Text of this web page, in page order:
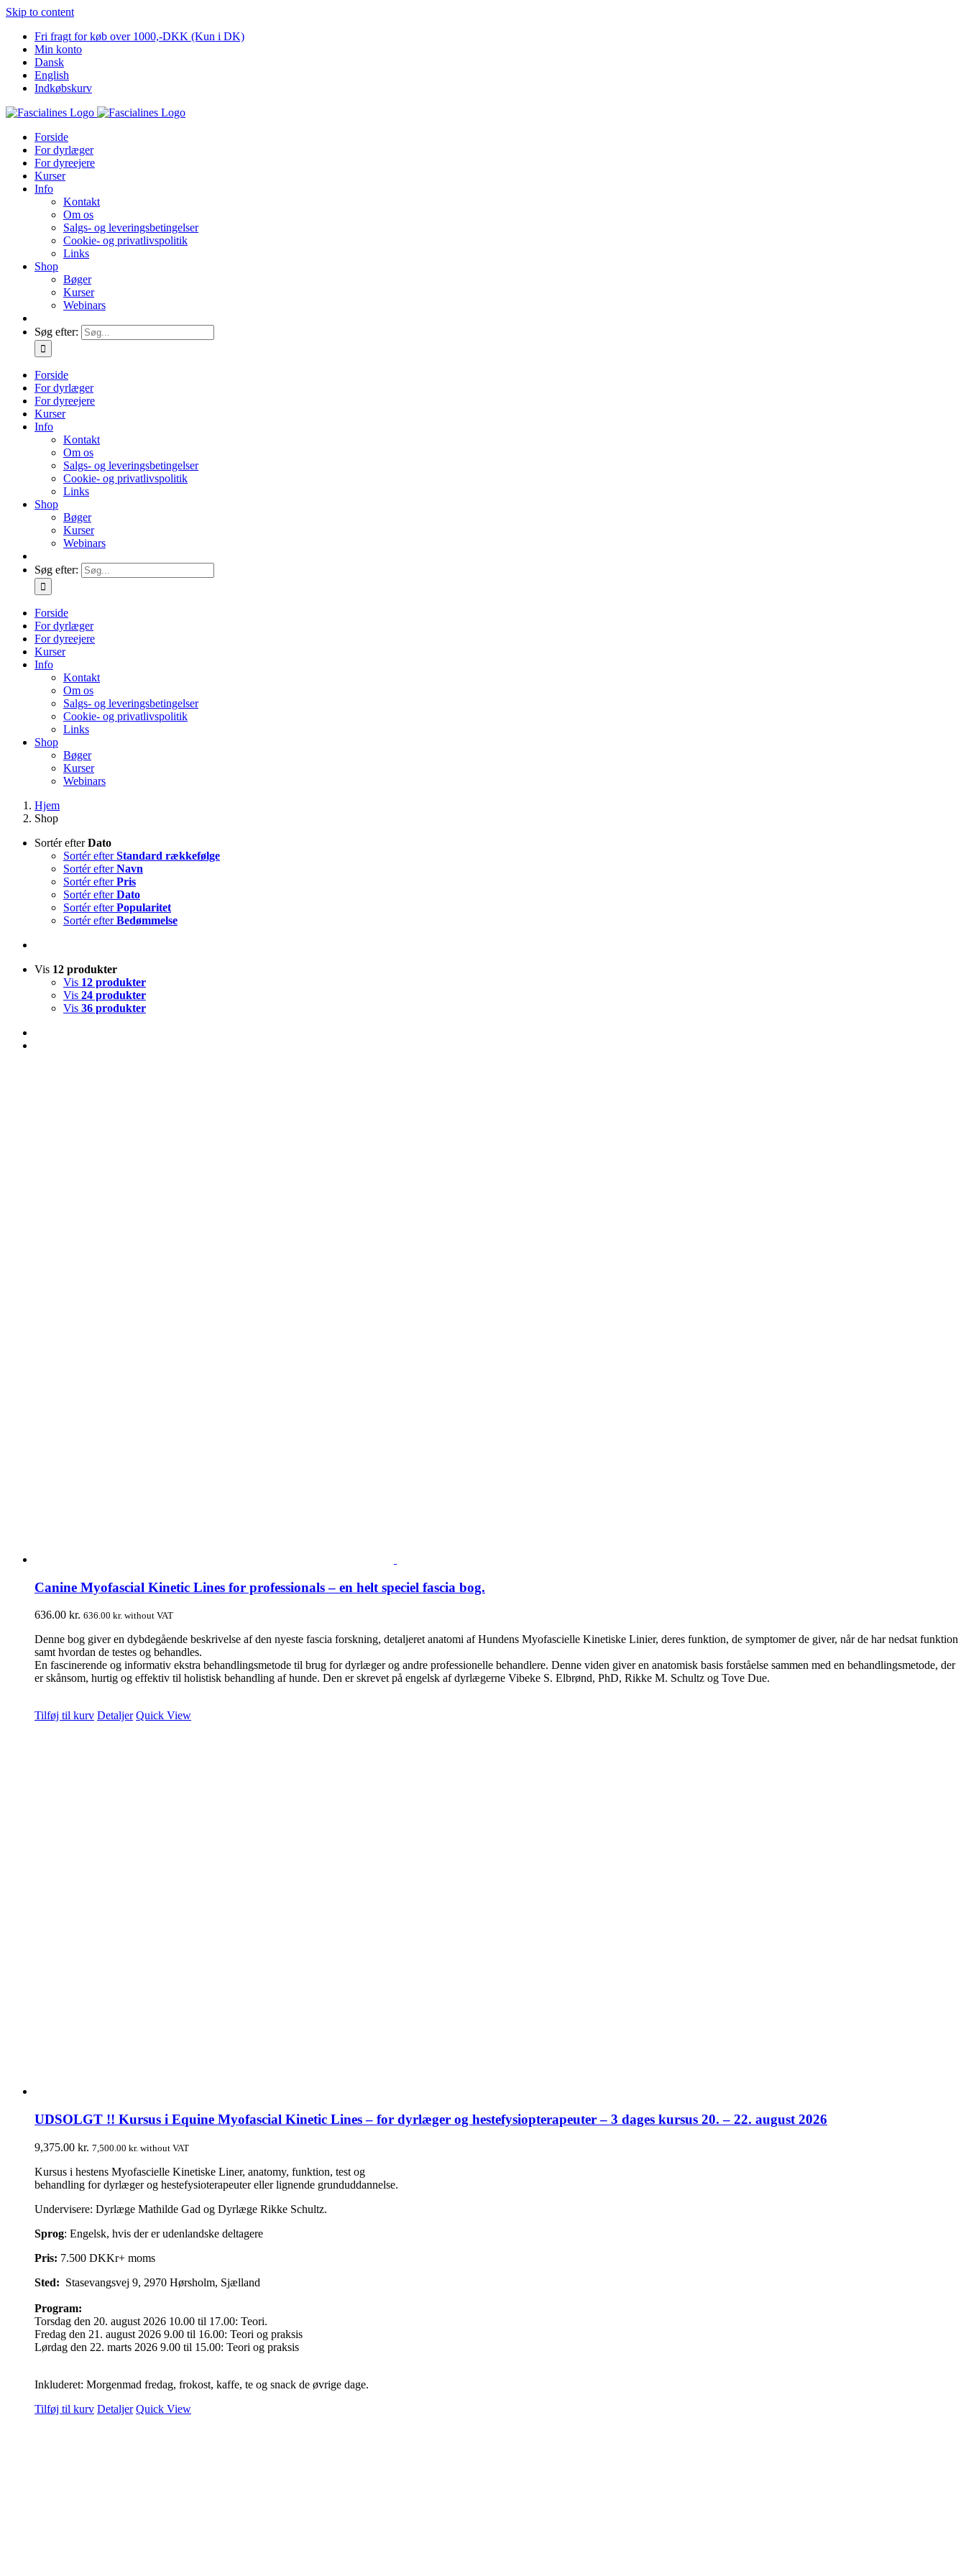
Skip to content
Fri fragt for køb over 1000,-DKK (Kun i DK)
Min konto
Dansk
English
Indkøbskurv
Forside
For dyrlæger
For dyreejere
Kurser
Info
Kontakt
Om os
Salgs- og leveringsbetingelser
Cookie- og privatlivspolitik
Links
Shop
Bøger
Kurser
Webinars
Søg efter:
Forside
For dyrlæger
For dyreejere
Kurser
Info
Kontakt
Om os
Salgs- og leveringsbetingelser
Cookie- og privatlivspolitik
Links
Shop
Bøger
Kurser
Webinars
Søg efter:
Forside
For dyrlæger
For dyreejere
Kurser
Info
Kontakt
Om os
Salgs- og leveringsbetingelser
Cookie- og privatlivspolitik
Links
Shop
Bøger
Kurser
Webinars
Hjem
Shop
Sortér efterDato
Sortér efterStandard rækkefølge
Sortér efterNavn
Sortér efterPris
Sortér efterDato
Sortér efterPopularitet
Sortér efterBedømmelse
Vis 12 produkter
Vis 12 produkter
Vis 24 produkter
Vis 36 produkter
Canine Myofascial Kinetic Lines for professionals – en helt speciel fascia bog.
636.00 kr. 636.00 kr. without VAT
Denne bog giver en dybdegående beskrivelse af den nyeste fascia forskning, detaljeret anatomi af Hundens Myofascielle Kinetiske Linier, deres funktion, de symptomer de giver, når de har nedsat funktion
samt hvordan de testes og behandles.
En fascinerende og informativ ekstra behandlingsmetode til brug for dyrlæger og andre professionelle behandlere. Denne viden giver en anatomisk basis forståelse sammen med en behandlingsmetode, der
er skånsom, hurtig og effektiv til holistisk behandling af hunde. Den er skrevet på engelsk af dyrlægerne Vibeke S. Elbrønd, PhD, Rikke M. Schultz og Tove Due.
Tilføj til kurv Detaljer Quick View
UDSOLGT !! Kursus i Equine Myofascial Kinetic Lines – for dyrlæger og hestefysiopterapeuter – 3 dages kursus 20. – 22. august 2026
9,375.00 kr. 7,500.00 kr. without VAT
Kursus i hestens Myofascielle Kinetiske Liner, anatomy, funktion, test og
behandling for dyrlæger og hestefysioterapeuter eller lignende grunduddannelse.
Undervisere: Dyrlæge Mathilde Gad og Dyrlæge Rikke Schultz.
Sprog: Engelsk, hvis der er udenlandske deltagere
Pris: 7.500 DKKr+ moms
Sted: Stasevangsvej 9, 2970 Hørsholm, Sjælland
Program:
Torsdag den 20. august 2026 10.00 til 17.00: Teori.
Fredag den 21. august 2026 9.00 til 16.00: Teori og praksis
Lørdag den 22. marts 2026 9.00 til 15.00: Teori og praksis
Inkluderet: Morgenmad fredag, frokost, kaffe, te og snack de øvrige dage.
Tilføj til kurv Detaljer Quick View